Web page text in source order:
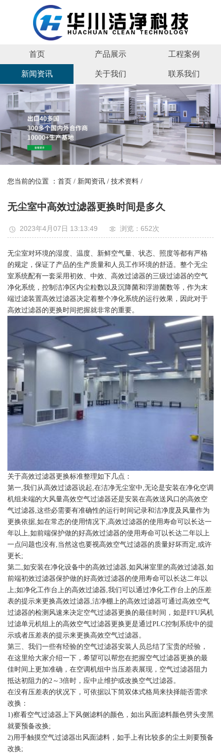
首页 产品展示 工程案例
新闻资讯 关于我们 联系我们
您当前的位置 ： 首页 / 新闻资讯 / 技术资料 /
无尘室中高效过滤器更换时间是多久
2023年4月07日 13:13:49 浏览：652次
无尘室对环境的湿度、温度、新鲜空气量、状态、照度等都有严格
的规定，保证了产品的生产质量和人员工作环境的舒适。整个无尘
室系统配有一套采用初效、中效、高效过滤器的三级过滤器的空气
净化系统，控制洁净区内尘粒数以及沉降菌和浮游菌数等，作为末
端过滤装置高效过滤器决定着整个净化系统的运行效果，因此对于
高效过滤器的更换时间把握就非常的重要。
关于高效过滤器更换标准整理如下几点：
第一,我们从高效过滤器说起,在洁净无尘室中,无论是安装在净化空调
机组未端的大风量高效空气过滤器还是安装在高效送风口的高效空
气过滤器,这些必需要有准确性的运行时间记录和洁净度及风量作为
更换依据,如在常态的使用情况下,高效过滤器的使用寿命可以长达一
年以上,如前端保护做的好高效过滤器的使用寿命可以长达二年以上
一点问题也没有,当然这也要视高效空气过滤器的质量好坏而定,或许
更长;
第二,如安装在净化设备中的高效过滤器,如风淋室里的高效过滤器,如
前端初效过滤器保护做的好高效过滤器的使用寿命可以长达二年以
上;如净化工作台上的高效过滤器,我们可以通过净化工作台上的压差
表的提示来更换高效过滤器,洁净棚上的高效过滤器可通过高效空气
过滤器的检测风速来决定空气过滤器更换的最佳时间，如是FFU风机
过滤单元机组上的高效空气过滤器更换更是通过PLC控制系统中的提
示或者压差表的提示来更换高效空气过滤器。
第三、我们一些有经验的空气过滤器安装人员总结了宝贵的经验，
在这里给大家介绍一下，希望可以帮您在把握空气过滤器更换的最
佳时间上更加准确，在空调机组中当压差表展现，空气过滤器阻力
抵达初阻力的2～3倍时，应中止维护或改换空气过滤器。
在没有压差表的状况下，可依据以下简双体式格局来抉择能否需求
改换：
1)察看空气过滤器上下风侧滤料的颜色，如出风面滤料颜色劈头变黑
就要预备改换;
2)用手触摸空气过滤器出风面滤料，如手上有比较多的尘土则要预备
改换;